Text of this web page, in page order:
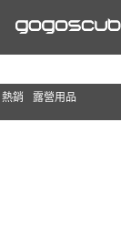
熱銷 露營用品